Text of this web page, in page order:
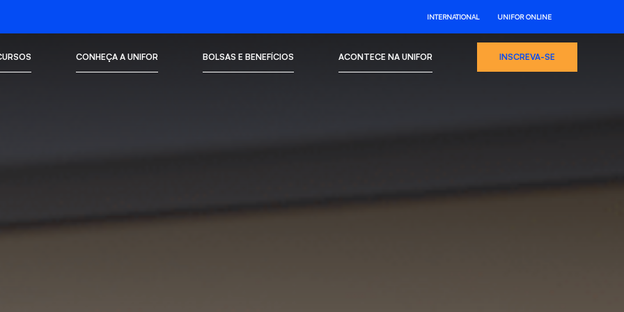
INTERNATIONAL UNIFOR ONLINE
CONHEÇA A UNIFOR BOLSAS E BENEFÍCIOS ACONTECE NA UNIFOR INSCREVA-SE